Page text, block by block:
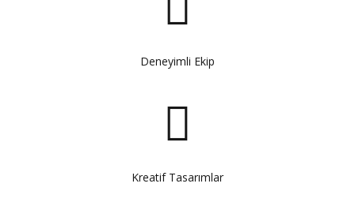
Deneyimli Ekip
Kreatif Tasarımlar